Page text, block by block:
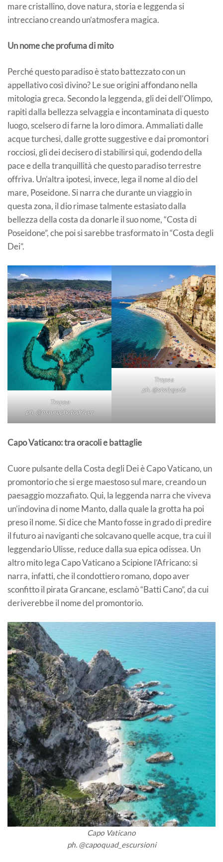
mare cristallino, dove natura, storia e leggenda si
intrecciano creando un’atmosfera magica.
Un nome che profuma di mito
Perché questo paradiso è stato battezzato con un
appellativo così divino? Le sue origini affondano nella
mitologia greca. Secondo la leggenda, gli dei dell’Olimpo,
rapiti dalla bellezza selvaggia e incontaminata di questo
luogo, scelsero di farne la loro dimora. Ammaliati dalle
acque turchesi, dalle grotte suggestive e dai promontori
rocciosi, gli dei decisero di stabilirsi qui, godendo della
pace e della tranquillità che questo paradiso terrestre
offriva. Un’altra ipotesi, invece, lega il nome al dio del
mare, Poseidone. Si narra che durante un viaggio in
questa zona, il dio rimase talmente estasiato dalla
bellezza della costa da donarle il suo nome, “Costa di
Poseidone”, che poi si sarebbe trasformato in “Costa degli
Dei”.
Tropea
ph. @maurophotodriver
Tropea
ph. @stefygada
Capo Vaticano: tra oracoli e battaglie
Cuore pulsante della Costa degli Dei è Capo Vaticano, un
promontorio che si erge maestoso sul mare, creando un
paesaggio mozzafiato. Qui, la leggenda narra che viveva
un’indovina di nome Manto, dalla quale la grotta ha poi
preso il nome. Si dice che Manto fosse in grado di predire
il futuro ai naviganti che solcavano quelle acque, tra cui il
leggendario Ulisse, reduce dalla sua epica odissea. Un
altro mito lega Capo Vaticano a Scipione l’Africano: si
narra, infatti, che il condottiero romano, dopo aver
sconfitto il pirata Grancane, esclamò “Batti Cano”, da cui
deriverebbe il nome del promontorio.
Capo Vaticano
ph. @capoquad_escursioni